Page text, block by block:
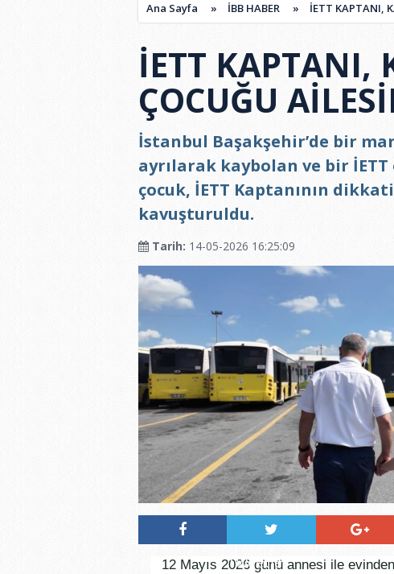
Ana Sayfa » İBB HABER » İETT KAPTANI,
İETT KAPTANI,
ÇOCUĞU
İstanbul Başakşehir’de bir
ayrılarak kaybolan ve bir
çocuk, İETT Kaptanının
kavuşturuldu.
Tarih: 14-05-2026 16:25:09
Tweetle
12 Mayıs 2026 günü annesi ile